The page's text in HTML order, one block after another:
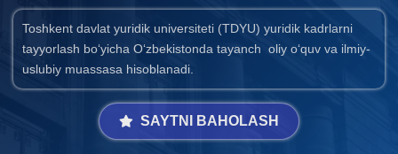
Toshkent davlat yuridik universiteti (TDYU) yuridik kadrlarni
tayyorlash bo‘yicha O‘zbekistonda tayanch oliy o‘quv va ilmiy-
uslubiy muassasa hisoblanadi.
SAYTNI BAHOLASH